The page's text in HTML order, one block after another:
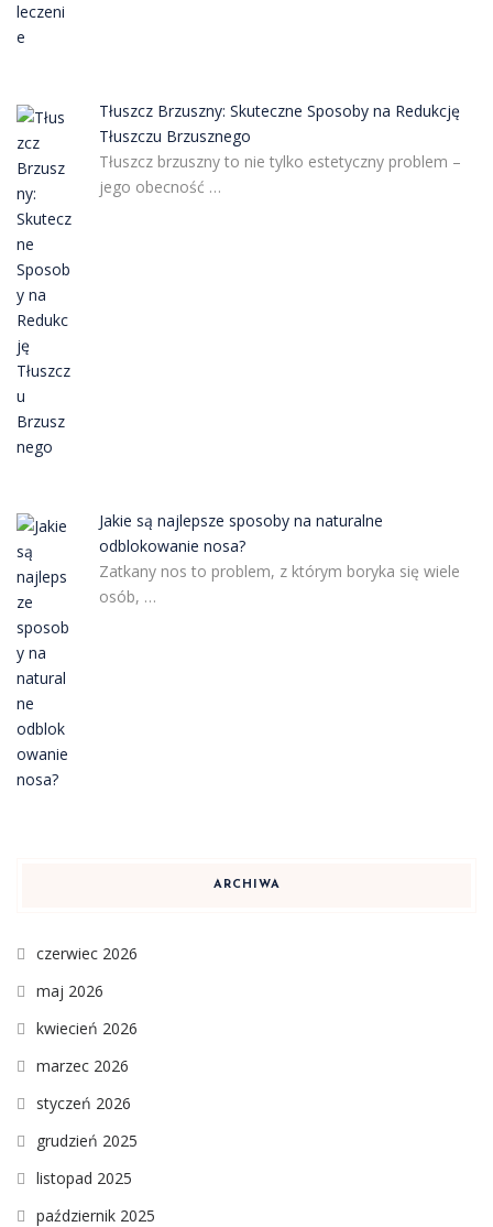
Tłuszcz Brzuszny: Skuteczne Sposoby na Redukcję
Tłuszczu Brzusznego
Tłuszcz brzuszny to nie tylko estetyczny problem –
jego obecność …
Jakie są najlepsze sposoby na naturalne
odblokowanie nosa?
Zatkany nos to problem, z którym boryka się wiele
osób, …
ARCHIWA
czerwiec 2026
maj 2026
kwiecień 2026
marzec 2026
styczeń 2026
grudzień 2025
listopad 2025
październik 2025